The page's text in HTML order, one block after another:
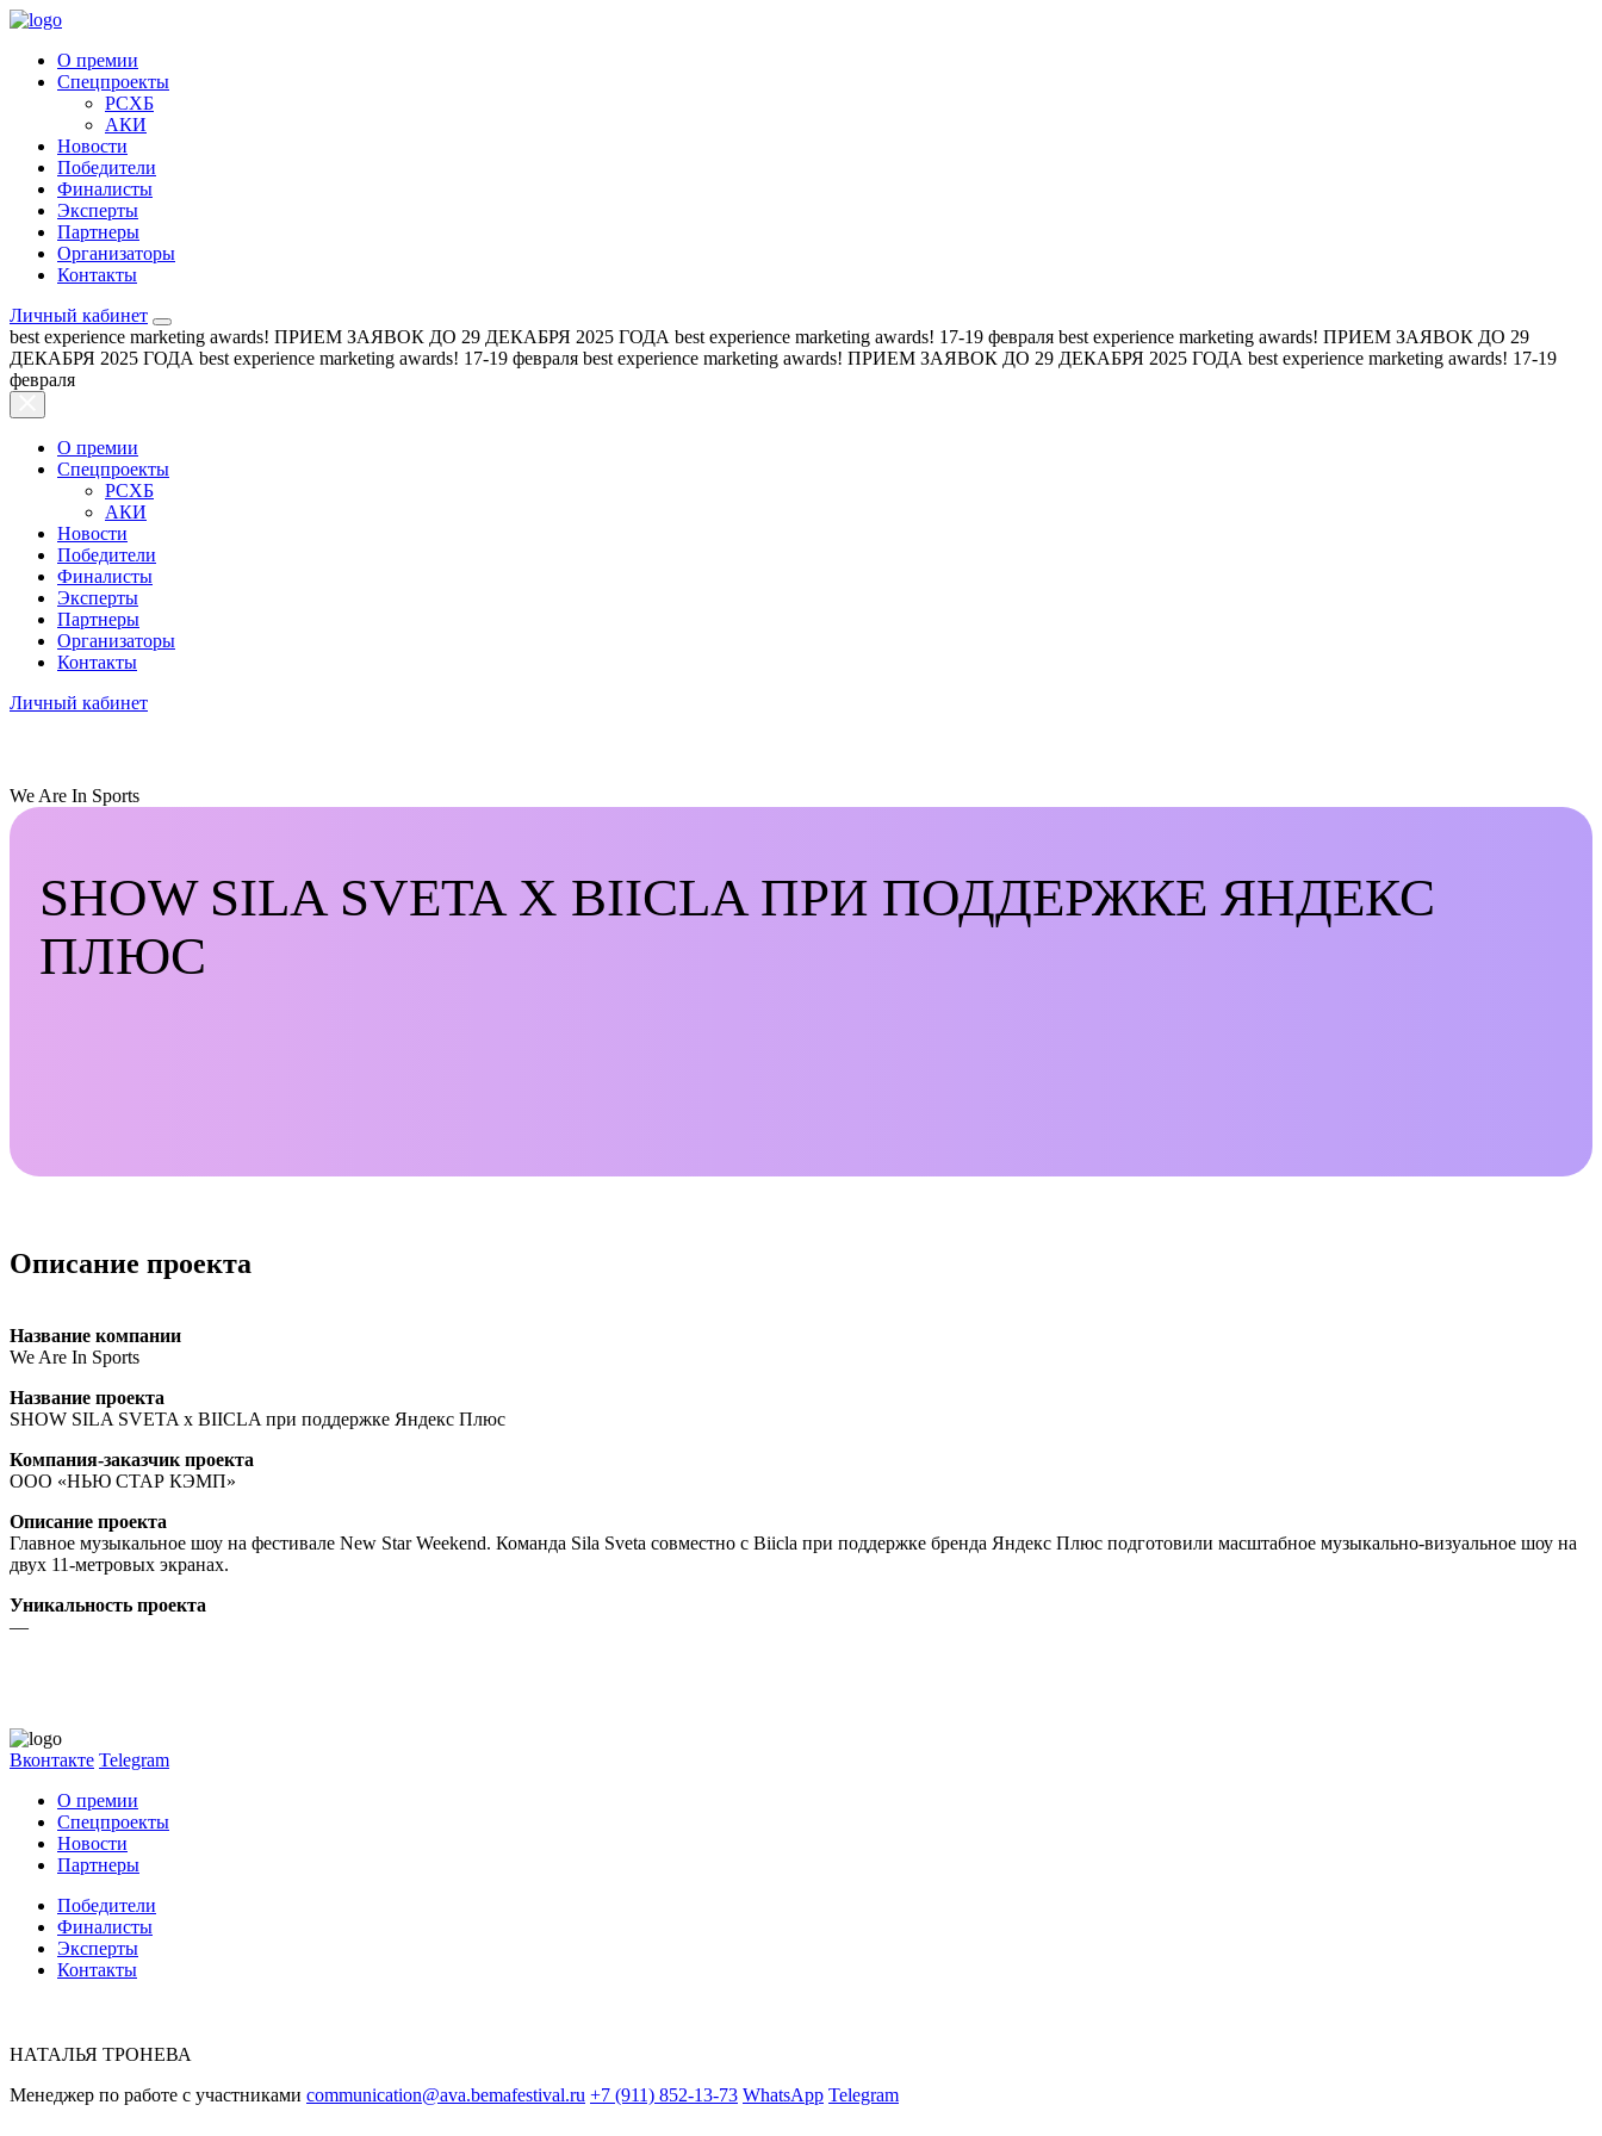
О премии
Спецпроекты
РСХБ
АКИ
Новости
Победители
Финалисты
Эксперты
Партнеры
Организаторы
Контакты
Личный кабинет
best experience marketing awards! ПРИЕМ ЗАЯВОК ДО 29 ДЕКАБРЯ 2025 ГОДА best experience marketing awards! 17-19 февраля best experience marketing awards! ПРИЕМ ЗАЯВОК ДО 29
ДЕКАБРЯ 2025 ГОДА best experience marketing awards! 17-19 февраля best experience marketing awards! ПРИЕМ ЗАЯВОК ДО 29 ДЕКАБРЯ 2025 ГОДА best experience marketing awards! 17-19
февраля
О премии
Спецпроекты
РСХБ
АКИ
Новости
Победители
Финалисты
Эксперты
Партнеры
Организаторы
Контакты
Личный кабинет
We Are In Sports
SHOW SILA SVETA X BIICLA ПРИ ПОДДЕРЖКЕ ЯНДЕКС
ПЛЮС
Описание проекта
Название компании
We Are In Sports
Название проекта
SHOW SILA SVETA x BIICLA при поддержке Яндекс Плюс
Компания-заказчик проекта
ООО «НЬЮ СТАР КЭМП»
Описание проекта
Главное музыкальное шоу на фестивале New Star Weekend. Команда Sila Sveta совместно с Biicla при поддержке бренда Яндекс Плюс подготовили масштабное музыкально-визуальное шоу на
двух 11-метровых экранах.
Уникальность проекта
—
Вконтакте Telegram
О премии
Спецпроекты
Новости
Партнеры
Победители
Финалисты
Эксперты
Контакты
НАТАЛЬЯ ТРОНЕВА
Менеджер по работе с участниками communication@ava.bemafestival.ru +7 (911) 852-13-73 WhatsApp Telegram